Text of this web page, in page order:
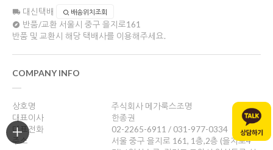
대신택배 배송위치조회
반품/교환 서울시 중구 을지로161
반품 및 교환시 해당 택배사를 이용해주세요.
COMPANY INFO
상호명
주식회사 메가룩스조명
대표이사
한종권
대표전화
02-2265-6911 / 031-977-0334
주소
서울 중구 을지로 161, 1층,2층 (을지로4